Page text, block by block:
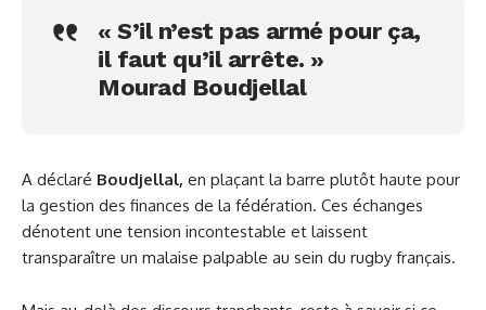
« S’il n’est pas armé pour ça,
il faut qu’il arrête. »
Mourad Boudjellal
A déclaré Boudjellal, en plaçant la barre plutôt haute pour
la gestion des finances de la fédération. Ces échanges
dénotent une tension incontestable et laissent
transparaître un malaise palpable au sein du rugby français.